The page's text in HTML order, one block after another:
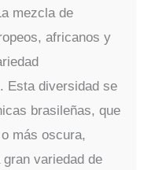
mezcla de
africanos y
Esta diversidad se
brasileñas, que
más oscura,
variedad de